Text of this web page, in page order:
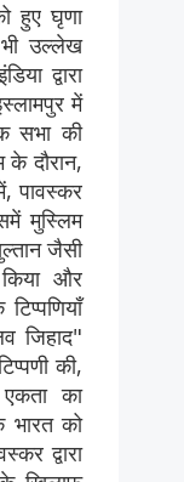
हुए घृणा
उल्लेख
द्वारा
में
सभा की
के दौरान,
पावस्कर
मुस्लिम
जैसी
और
जिहाद"
की,
का
भारत को
द्वारा